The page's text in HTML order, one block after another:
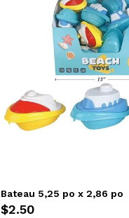
Bateau 5,25 po x 2,86 po
$2.50